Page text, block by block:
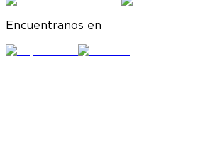
Encuentranos en